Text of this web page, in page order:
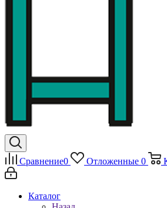
Сравнение0 Отложенные 0
Каталог